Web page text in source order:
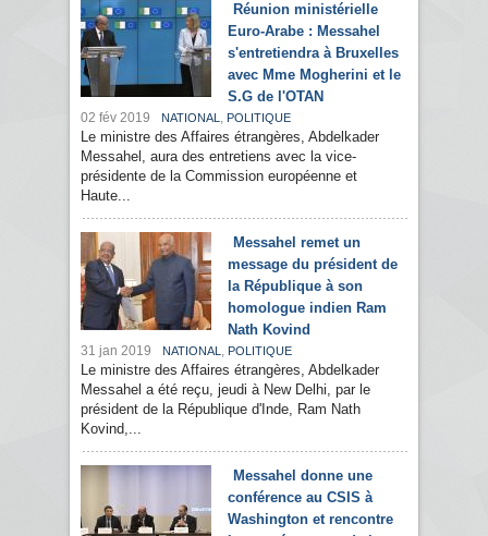
Réunion ministérielle
Euro-Arabe : Messahel
s'entretiendra à Bruxelles
avec Mme Mogherini et le
S.G de l'OTAN
02 fév 2019 NATIONAL , POLITIQUE
Le ministre des Affaires étrangères, Abdelkader
Messahel, aura des entretiens avec la vice-
présidente de la Commission européenne et
Haute...
Messahel remet un
message du président de
la République à son
homologue indien Ram
Nath Kovind
31 jan 2019 NATIONAL , POLITIQUE
Le ministre des Affaires étrangères, Abdelkader
Messahel a été reçu, jeudi à New Delhi, par le
président de la République d'Inde, Ram Nath
Kovind,...
Messahel donne une
conférence au CSIS à
Washington et rencontre